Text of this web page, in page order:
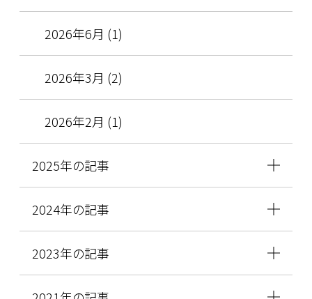
2026年6月 (1)
2026年3月 (2)
2026年2月 (1)
2025年の記事
2024年の記事
2023年の記事